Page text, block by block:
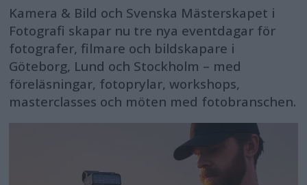
Kamera & Bild och Svenska Mästerskapet i
Fotografi skapar nu tre nya eventdagar för
fotografer, filmare och bildskapare i
Göteborg, Lund och Stockholm – med
föreläsningar, fotoprylar, workshops,
masterclasses och möten med fotobranschen.